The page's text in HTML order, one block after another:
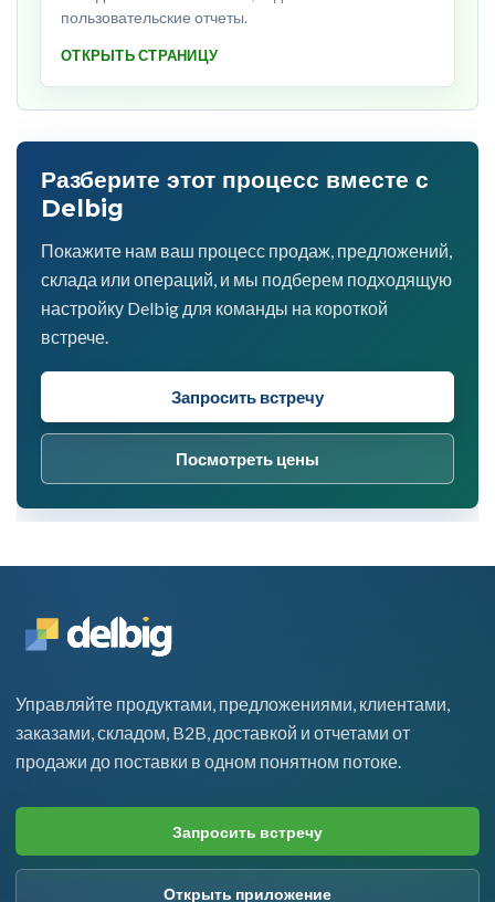
пользовательские отчеты.
ОТКРЫТЬ СТРАНИЦУ
Разберите этот процесс вместе с
Delbig
Покажите нам ваш процесс продаж, предложений,
склада или операций, и мы подберем подходящую
настройку Delbig для команды на короткой
встрече.
Запросить встречу
Посмотреть цены
Управляйте продуктами, предложениями, клиентами,
заказами, складом, B2B, доставкой и отчетами от
продажи до поставки в одном понятном потоке.
Запросить встречу
Открыть приложение